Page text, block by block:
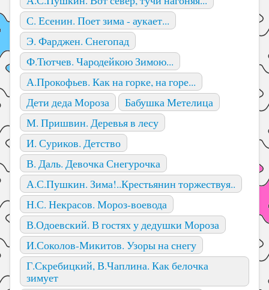
С. Есенин. Поет зима - аукает...
Э. Фарджен. Снегопад
Ф.Тютчев. Чародейкою Зимою...
А.Прокофьев. Как на горке, на горе...
Дети деда Мороза
Бабушка Метелица
М. Пришвин. Деревья в лесу
И. Суриков. Детство
В. Даль. Девочка Снегурочка
А.С.Пушкин. Зима!..Крестьянин торжествуя..
Н.С. Некрасов. Мороз-воевода
В.Одоевский. В гостях у дедушки Мороза
И.Соколов-Микитов. Узоры на снегу
Г.Скребицкий, В.Чаплина. Как белочка
зимует